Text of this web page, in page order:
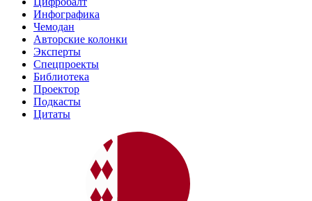
Инфографика
Чемодан
Авторские колонки
Эксперты
Спецпроекты
Библиотека
Проектор
Подкасты
Цитаты